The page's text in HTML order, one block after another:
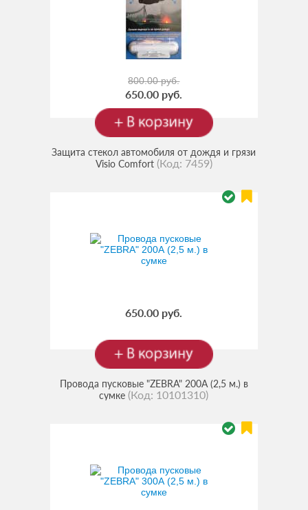
800.00 руб.
650.00 руб.
Защита стекол автомобиля от дождя и грязи
Visio Comfort (Код: 7459)
650.00 руб.
Провода пусковые "ZEBRA" 200А (2,5 м.) в
сумке (Код: 10101310)